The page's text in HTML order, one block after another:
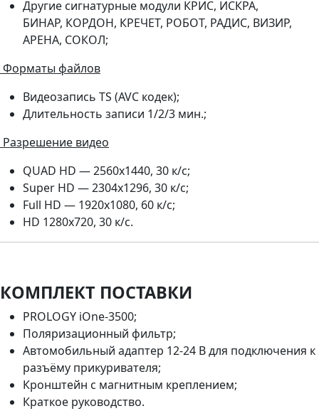
Другие сигнатурные модули КРИС, ИСКРА,
БИНАР, КОРДОН, КРЕЧЕТ, РОБОТ, РАДИС, ВИЗИР,
АРЕНА, СОКОЛ;
Форматы файлов
Видеозапись TS (AVC кодек);
Длительность записи 1/2/3 мин.;
Разрешение видео
QUAD HD — 2560x1440, 30 к/с;
Super HD — 2304x1296, 30 к/с;
Full HD — 1920x1080, 60 к/с;
HD 1280x720, 30 к/с.
КОМПЛЕКТ ПОСТАВКИ
PROLOGY iOne-3500;
Поляризационный фильтр;
Автомобильный адаптер 12-24 В для подключения к
разъёму прикуривателя;
Кронштейн с магнитным креплением;
Краткое руководство.